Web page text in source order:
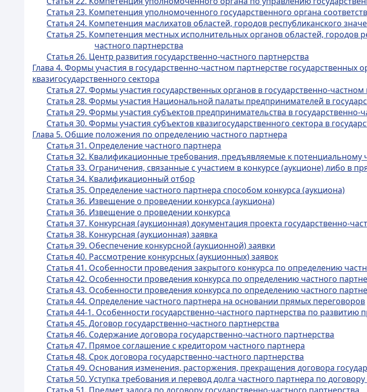
Статья 23. Компетенция уполномоченного государственного органа
Статья 24. Компетенция маслихатов областей, городов республиканского
Статья 25. Компетенция местных исполнительных органов областей, городов
частного партнерства
Статья 26. Центр развития государственно-частного партнерства
Глава 4. Формы участия в государственно-частном партнерстве государственных
квазигосударственного сектора
Статья 27. Формы участия государственных органов в государственно-частном
Статья 28. Формы участия Национальной палаты предпринимателей в
Статья 29. Формы участия субъектов предпринимательства в государственно-
Статья 30. Формы участия субъектов квазигосударственного сектора в
Глава 5. Общие положения по определению частного партнера
Статья 31. Определение частного партнера
Статья 32. Квалификационные требования, предъявляемые к потенциальному
Статья 33. Ограничения, связанные с участием в конкурсе (аукционе) либо в
Статья 34. Квалификационный отбор
Статья 35. Определение частного партнера способом конкурса (аукциона)
Статья 36. Извещение о проведении конкурса (аукциона)
Статья 36. Извещение о проведении конкурса
Статья 37. Конкурсная (аукционная) документация проекта государственно-
Статья 38. Конкурсная (аукционная) заявка
Статья 39. Обеспечение конкурсной (аукционной) заявки
Статья 40. Рассмотрение конкурсных (аукционных) заявок
Статья 41. Особенности проведения закрытого конкурса по определению
Статья 42. Особенности проведения конкурса по определению частного
Статья 43. Особенности проведения конкурса по определению частного
Статья 44. Определение частного партнера на основании прямых переговоров
Статья 44-1. Особенности государственно-частного партнерства по
Статья 45. Договор государственно-частного партнерства
Статья 46. Содержание договора государственно-частного партнерства
Статья 47. Прямое соглашение с кредитором частного партнера
Статья 48. Срок договора государственно-частного партнерства
Статья 49. Основания изменения, расторжения, прекращения договора
Статья 50. Уступка требования и перевод долга частного партнера по